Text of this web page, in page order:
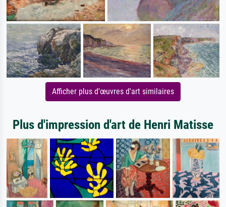
Afficher plus d'œuvres d'art similaires
Plus d'impression d'art de Henri Matisse